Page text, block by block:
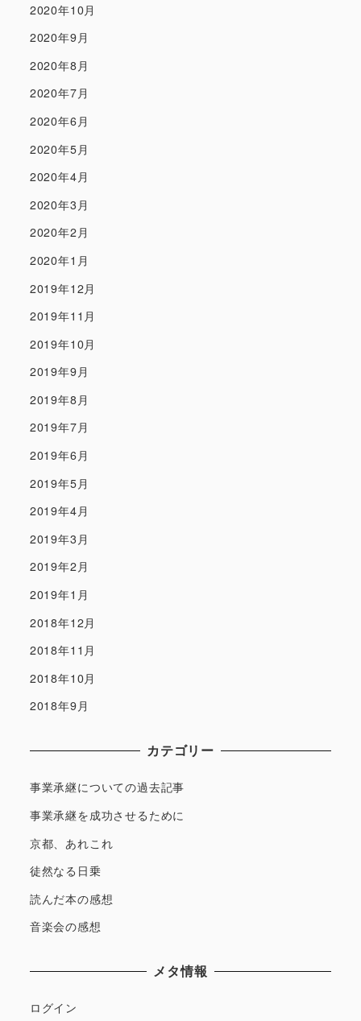
2020年10月
2020年9月
2020年8月
2020年7月
2020年6月
2020年5月
2020年4月
2020年3月
2020年2月
2020年1月
2019年12月
2019年11月
2019年10月
2019年9月
2019年8月
2019年7月
2019年6月
2019年5月
2019年4月
2019年3月
2019年2月
2019年1月
2018年12月
2018年11月
2018年10月
2018年9月
カテゴリー
事業承継についての過去記事
事業承継を成功させるために
京都、あれこれ
徒然なる日乗
読んだ本の感想
音楽会の感想
メタ情報
ログイン